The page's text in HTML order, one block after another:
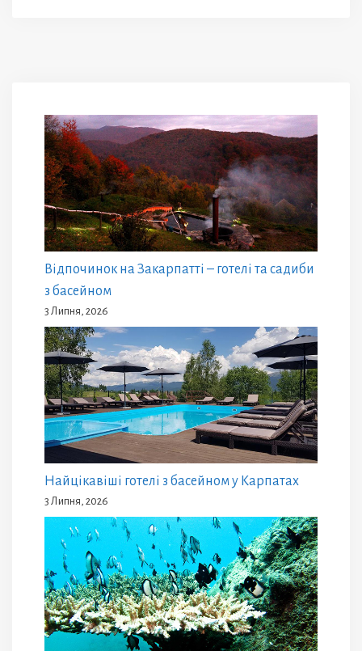
Відпочинок на Закарпатті – готелі та садиби
з басейном
3 Липня, 2026
Найцікавіші готелі з басейном у Карпатах
3 Липня, 2026